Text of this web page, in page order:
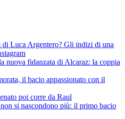
Luca Argentero? Gli indizi di una
nuova fidanzata di Alcaraz: la coppia
il bacio appassionato con il
poi corre da Raul
si nascondono più: il primo bacio